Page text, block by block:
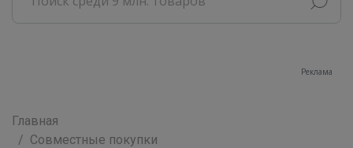
Главная
Совместные покупки